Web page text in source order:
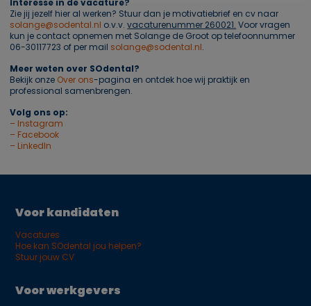
Interesse in de vacature?
Zie jij jezelf hier al werken? Stuur dan je motivatiebrief en cv naar
solange@sodental.nl o.v.v.vacaturenummer 260021. Voor vragen
kun je contact opnemen met Solange de Groot op telefoonnummer
06-30117723 of per mail solange@sodental.nl.
Meer weten over SOdental?
Bekijk onze Over ons-pagina en ontdek hoe wij praktijk en
professional samenbrengen.
Volg ons op:
– Instagram
– Facebook
– LinkedIn
Voor kandidaten
Vacatures
Hoe kan SOdental jou helpen?
Stuur jouw CV
Voor werkgevers